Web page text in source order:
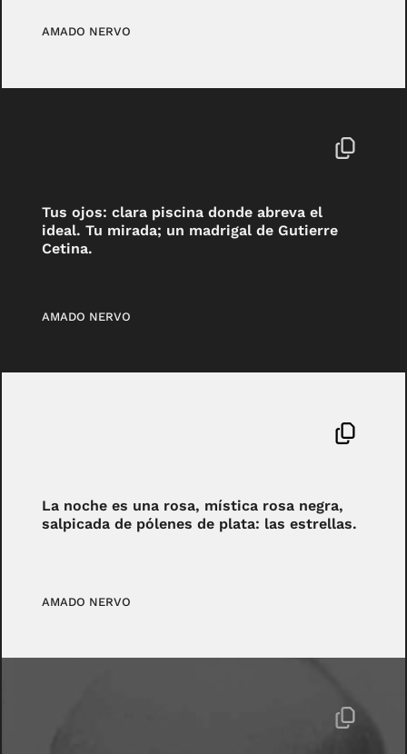
AMADO NERVO
Tus ojos: clara piscina donde abreva el
ideal. Tu mirada; un madrigal de Gutierre
Cetina.
AMADO NERVO
La noche es una rosa, mística rosa negra,
salpicada de pólenes de plata: las estrellas.
AMADO NERVO